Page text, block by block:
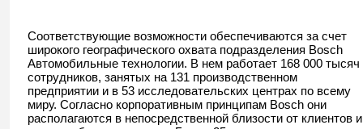
Соответствующие возможности обеспечиваются за счет
широкого географического охвата подразделения Bosch
Автомобильные технологии. В нем работает 168 000 тысяч
сотрудников, занятых на 131 производственном
предприятии и в 53 исследовательских центрах по всему
миру. Согласно корпоративным принципам Bosch они
располагаются в непосредственной близости от клиентов и